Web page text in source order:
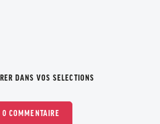
DANS VOS SELECTIONS
0 COMMENTAIRE